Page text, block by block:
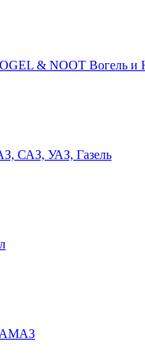
& NOOT Вогель и
САЗ, УАЗ, Газель